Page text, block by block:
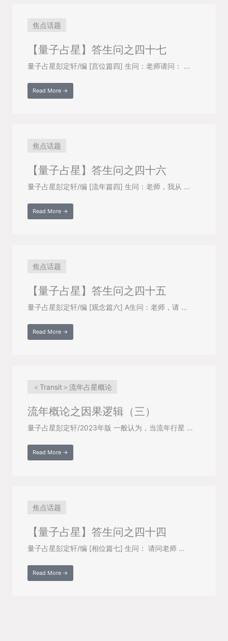
焦点话题
【量子占星】答生问之四十七
量子占星彭定轩/编 [宫位篇四] 生问：老师请问： ...
Read More →
焦点话题
【量子占星】答生问之四十六
量子占星彭定轩/编 [流年篇四] 生问：老师，我从 ...
Read More →
焦点话题
【量子占星】答生问之四十五
量子占星彭定轩/编 [观念篇六] A生问：老师，请 ...
Read More →
＜Transit＞流年占星概论
流年概论之因果逻辑（三）
量子占星彭定轩/2023年版 一般认为，当流年行星 ...
Read More →
焦点话题
【量子占星】答生问之四十四
量子占星彭定轩/编 [相位篇七] 生问： 请问老师 ...
Read More →